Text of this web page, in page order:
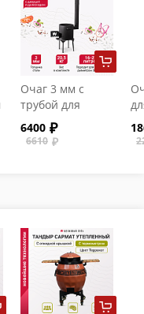
Очаг 3 мм с
трубой для
казанов на 16-20
литров
6400
6610